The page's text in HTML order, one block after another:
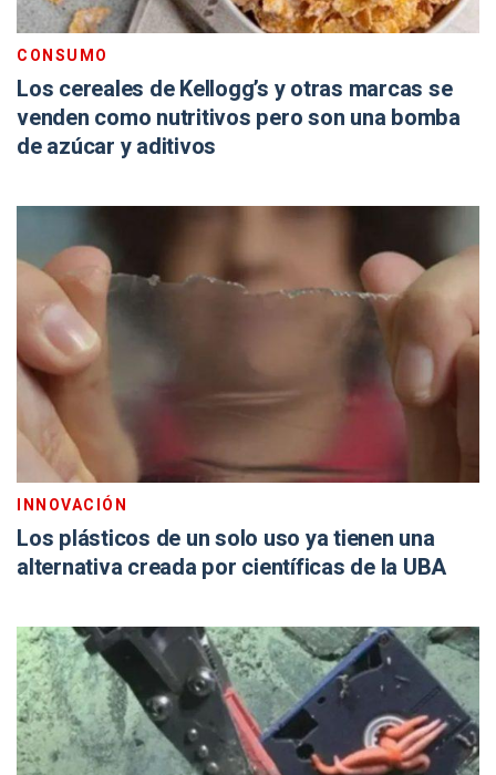
CONSUMO
Los cereales de Kellogg’s y otras marcas se
venden como nutritivos pero son una bomba
de azúcar y aditivos
INNOVACIÓN
Los plásticos de un solo uso ya tienen una
alternativa creada por científicas de la UBA